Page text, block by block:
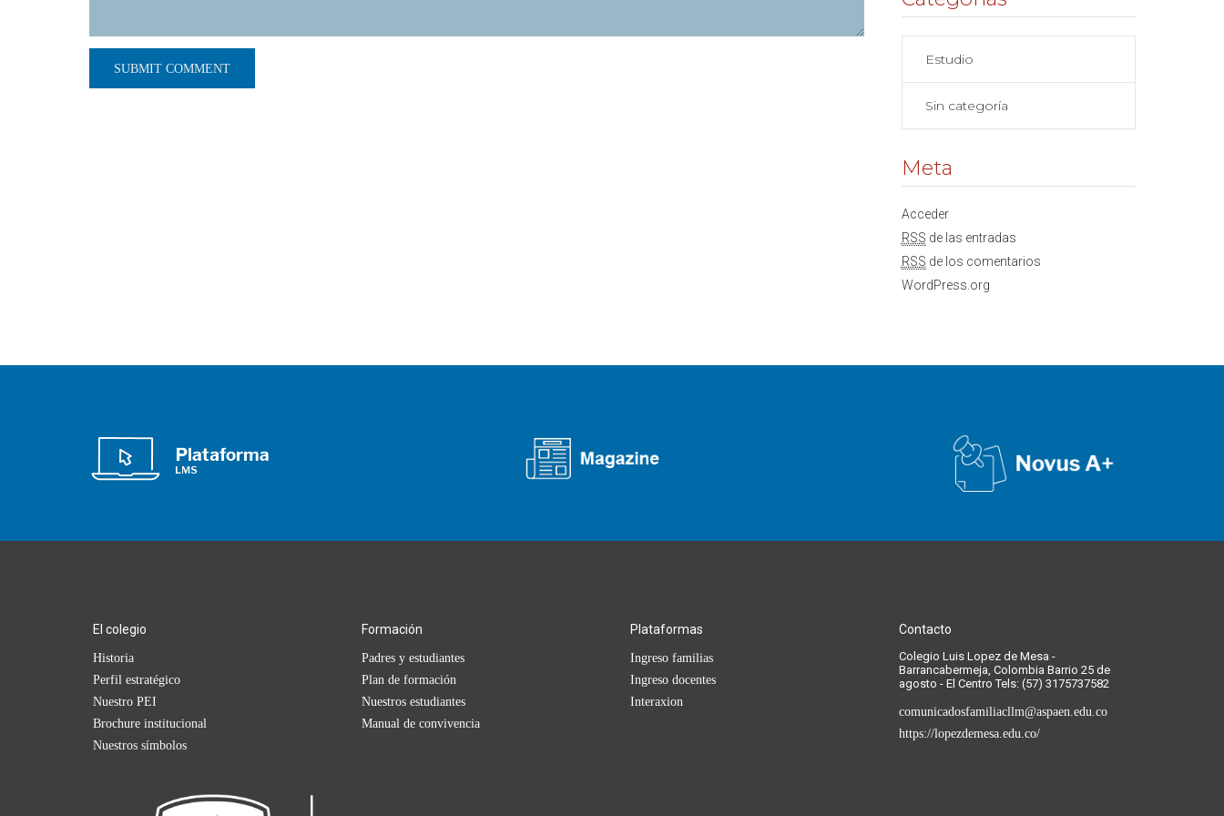
Estudio
Sin categoría
Meta
Acceder
RSS de las entradas
RSS de los comentarios
WordPress.org
El colegio
Historia
Perfil estratégico
Nuestro PEI
Brochure institucional
Nuestros símbolos
Formación
Padres y estudiantes
Plan de formación
Nuestros estudiantes
Manual de convivencia
Plataformas
Ingreso familias
Ingreso docentes
Interaxion
Contacto
Colegio Luis Lopez de Mesa -
Barrancabermeja, Colombia Barrio 25 de
agosto - El Centro Tels: (57) 3175737582
comunicadosfamiliacllm@aspaen.edu.co
https://lopezdemesa.edu.co/